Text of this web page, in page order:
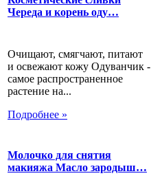
Череда и корень оду…
Очищают, смягчают, питают
и освежают кожу Одуванчик -
самое распространенное
растение на...
Подробнее »
Молочко для снятия
макияжа Масло зародыш…